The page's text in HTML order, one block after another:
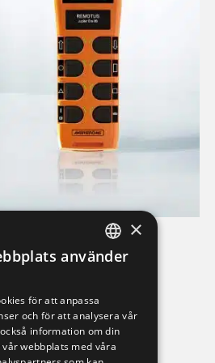
SWEDISH
DEUTSCH
×
använder
för att anpassa
och för att analysera vår
information om din
webbplats med våra